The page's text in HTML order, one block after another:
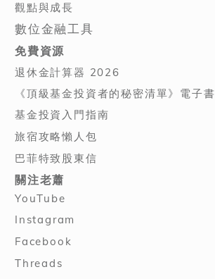
觀點與成長
數位金融工具
免費資源
退休金計算器 2026
《頂級基金投資者的秘密清單》電子書
基金投資入門指南
旅宿攻略懶人包
巴菲特致股東信
關注老蕭
YouTube
Instagram
Facebook
Threads